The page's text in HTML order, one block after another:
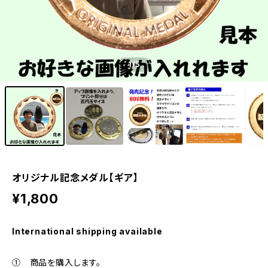
1/5
オリジナル記念メダル【ギア】
¥1,800
International shipping available
① 商品を購入します。